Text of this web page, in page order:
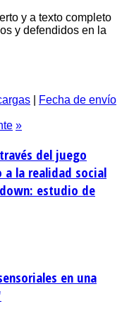
y a texto completo
y defendidos en la
Fecha de envío
»
del juego
a la realidad social
estudio de
en una